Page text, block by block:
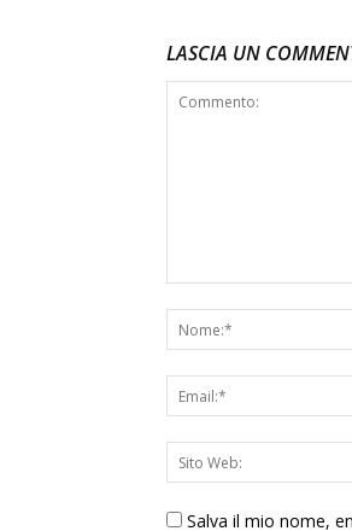
LASCIA UN
Salva il mio nome,